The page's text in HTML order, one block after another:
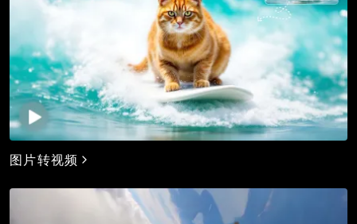
图片转视频